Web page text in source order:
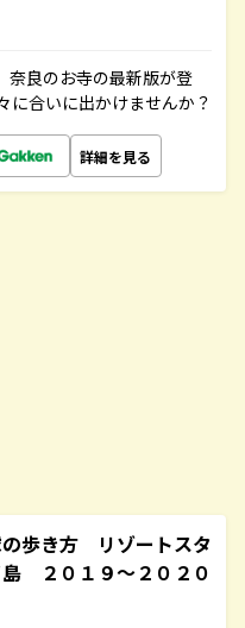
奈良のお寺の最新版が登
に合いに出かけませんか？
詳細を見る
歩き方 リゾートスタ
２０１９～２０２０